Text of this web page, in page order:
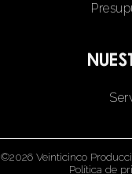
©2026 Veinticinco
Política de